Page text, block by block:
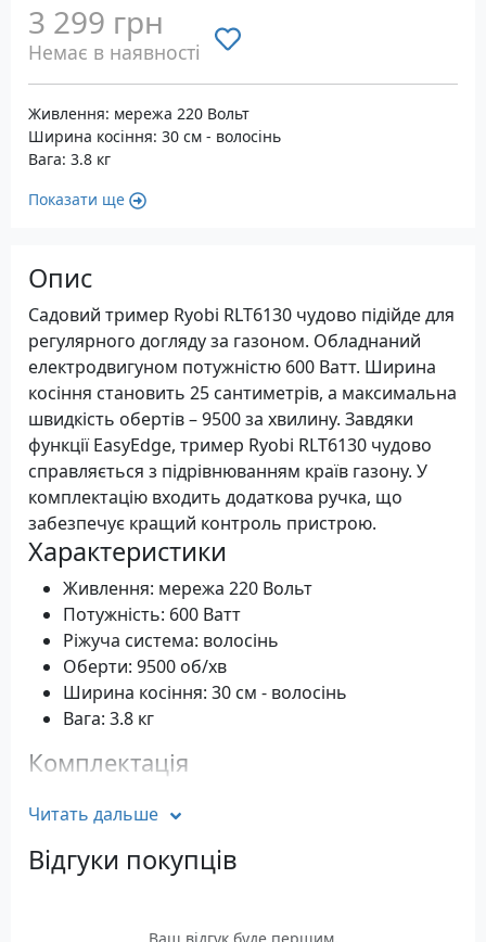
3 299 грн
Немає в наявності
Живлення: мережа 220 Вольт
Ширина косіння: 30 см - волосінь
Вага: 3.8 кг
Показати ще
Опис
Садовий тример Ryobi RLT6130 чудово підійде для
регулярного догляду за газоном. Обладнаний
електродвигуном потужністю 600 Ватт. Ширина
косіння становить 25 сантиметрів, а максимальна
швидкість обертів – 9500 за хвилину. Завдяки
функції EasyEdge, тример Ryobi RLT6130 чудово
справляється з підрівнюванням країв газону. У
комплектацію входить додаткова ручка, що
забезпечує кращий контроль пристрою.
Характеристики
Живлення: мережа 220 Вольт
Потужність: 600 Ватт
Ріжуча система: волосінь
Оберти: 9500 об/хв
Ширина косіння: 30 см - волосінь
Вага: 3.8 кг
Комплектація
Котушка з ліскою
Захисний кожух
Додаткове руків'я
Читать дальше
Відгуки покупців